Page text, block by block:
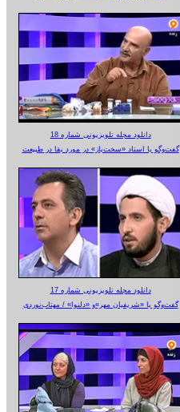
دانلود مجله تلویزیونی شماره 18
گفت‌وگو با استاد «سخت‌باز» در مورد بقا در طبیعت
دانلود مجله تلویزیونی شماره 17
گفت‌وگو با «شریفیان مهر»‌و «دلنوا» / مهتاب‌نوردی